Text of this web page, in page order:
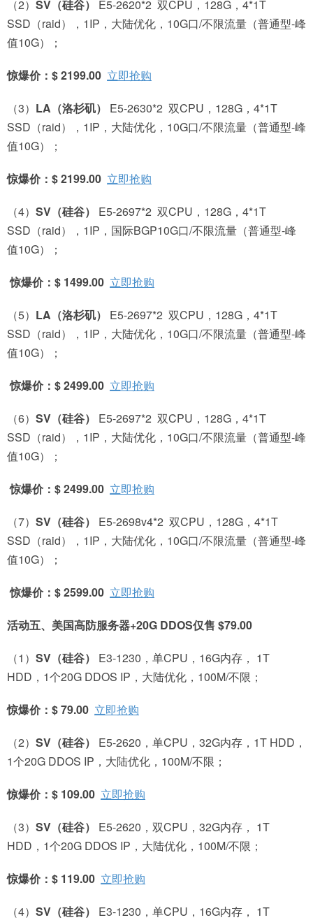
（2） SV （硅谷）
E5-2620*2 双CPU，128G，4*1T
SSD（raid），1IP，大陆优化，10G口/不限流量（普通型-峰
值10G）；
惊爆价：$ 2199.00 立即抢购
（3） LA （洛杉矶）
E5-2630*2 双CPU，128G，4*1T
SSD（raid），1IP，大陆优化，10G口/不限流量（普通型-峰
值10G）；
惊爆价：$ 2199.00 立即抢购
（4） SV （硅谷）
E5-2697*2 双CPU，128G，4*1T
SSD（raid），1IP，国际BGP10G口/不限流量（普通型-峰
值10G）；
惊爆价：$ 1499.00 立即抢购
（5） LA （洛杉矶）
E5-2697*2 双CPU，128G，4*1T
SSD（raid），1IP，大陆优化，10G口/不限流量（普通型-峰
值10G）；
惊爆价：$ 2499.00 立即抢购
（6） SV （硅谷）
E5-2697*2 双CPU，128G，4*1T
SSD（raid），1IP，大陆优化，10G口/不限流量（普通型-峰
值10G）；
惊爆价：$ 2499.00 立即抢购
（7） SV （硅谷）
E5-2698v4*2 双CPU，128G，4*1T
SSD（raid），1IP，大陆优化，10G口/不限流量（普通型-峰
值10G）；
惊爆价：$ 2599.00 立即抢购
活动五、美国高防服务器+20G DDOS仅售 $79.00
（1） SV （硅谷）
E3-1230，单CPU，16G内存， 1T
HDD，1个20G DDOS IP，大陆优化，100M/不限；
惊爆价：$ 79.00 立即抢购
（2） SV （硅谷）
E5-2620，单CPU，32G内存，1T HDD，
1个20G DDOS IP，大陆优化，100M/不限；
惊爆价：$ 109.00 立即抢购
（3） SV （硅谷）
E5-2620，双CPU，32G内存， 1T
HDD，1个20G DDOS IP，大陆优化，100M/不限；
惊爆价：$ 119.00 立即抢购
（4） SV （硅谷）
E3-1230，单CPU，16G内存， 1T